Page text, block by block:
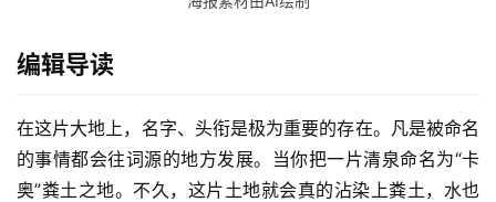
编辑导读
在这片大地上，名字、头衔是极为重要的存在。凡是被命名
的事情都会往词源的地方发展。当你把一片清泉命名为“卡
奥”粪土之地。不久，这片土地就会真的沾染上粪土，水也